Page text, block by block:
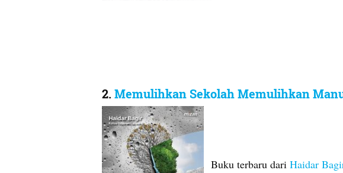
2.Memulihkan Sekolah Memulihkan
Buku terbaru dari Haidar